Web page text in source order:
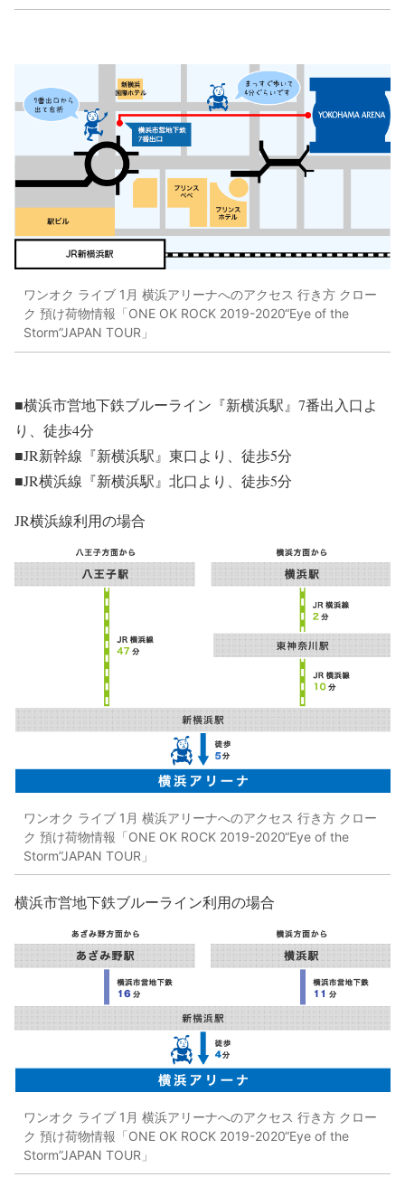
ワンオク ライブ 1月 横浜アリーナへのアクセス 行き方 クロー
ク 預け荷物情報「ONE OK ROCK 2019-2020“Eye of the
Storm”JAPAN TOUR」
■横浜市営地下鉄ブルーライン『新横浜駅』7番出入口よ
り、徒歩4分
■JR新幹線『新横浜駅』東口より、徒歩5分
■JR横浜線『新横浜駅』北口より、徒歩5分
JR横浜線利用の場合
ワンオク ライブ 1月 横浜アリーナへのアクセス 行き方 クロー
ク 預け荷物情報「ONE OK ROCK 2019-2020“Eye of the
Storm”JAPAN TOUR」
横浜市営地下鉄ブルーライン利用の場合
ワンオク ライブ 1月 横浜アリーナへのアクセス 行き方 クロー
ク 預け荷物情報「ONE OK ROCK 2019-2020“Eye of the
Storm”JAPAN TOUR」